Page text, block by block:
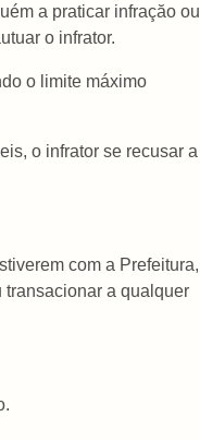
a praticar infraçăo ou
o infrator.
o limite máximo
o infrator se recusar a
com a Prefeitura,
transacionar a qualquer